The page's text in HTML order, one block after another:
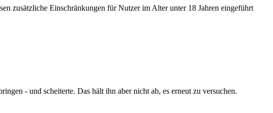
zusätzliche Einschränkungen für Nutzer im Alter unter 18 Jahren eingeführt
- und scheiterte. Das hält ihn aber nicht ab, es erneut zu versuchen.